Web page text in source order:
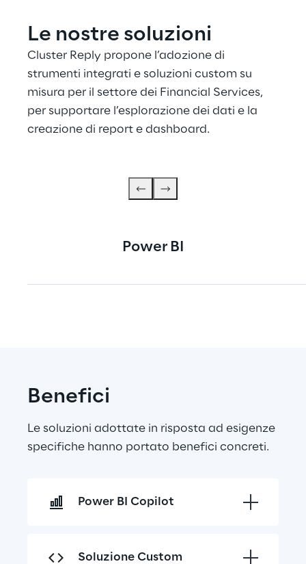
Le nostre soluzioni
Cluster Reply propone l’adozione di
strumenti integrati e soluzioni custom su
misura per il settore dei Financial Services,
per supportare l’esplorazione dei dati e la
creazione di report e dashboard.
Power BI
Benefici
Le soluzioni adottate in risposta ad esigenze
specifiche hanno portato benefici concreti.
Power BI Copilot
Soluzione Custom